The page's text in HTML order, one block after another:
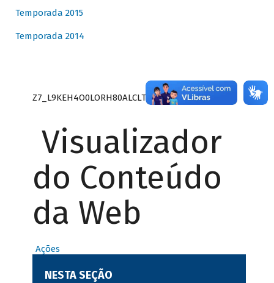
Temporada 2015
Temporada 2014
Z7_L9KEH4O0LORH80ALCLTPF80S27
Visualizador
do Conteúdo
da Web
Ações
NESTA SEÇÃO